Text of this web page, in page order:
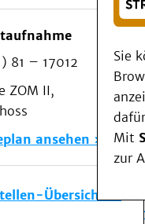
oder
Wählen Sie ein
81 – 17012
ZOM II,
ansehen
Übersicht
Sie
Mit
zur
Patienten &
Kliniken/
Als Patient
Beratung
Notfall
Forschung &
Die Institute
Forschung